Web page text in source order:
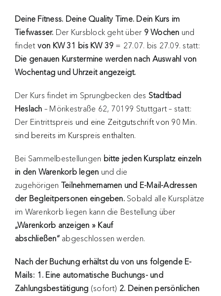
€159,00€139,00.
Deine Fitness. Deine Quality Time. Dein Kurs im
Tiefwasser. Der Kursblock geht über 9 Wochen und
findet von KW 31 bis KW 39 = 27.07. bis 27.09. statt:
Die genauen Kurstermine werden nach Auswahl von
Wochentag und Uhrzeit angezeigt.
Der Kurs findet im Sprungbecken des Stadtbad
Heslach – Mörikestraße 62, 70199 Stuttgart – statt:
Der Eintrittspreis und eine Zeitgutschrift von 90 Min.
sind bereits im Kurspreis enthalten.
Bei Sammelbestellungen bitte jeden Kursplatz einzeln
in den Warenkorb legen und die
zugehörigen Teilnehmernamen und E-Mail-Adressen
der Begleitpersonen eingeben.Sobald alle Kursplätze
im Warenkorb liegen kann die Bestellung über
„Warenkorb anzeigen » Kauf
abschließen“abgeschlossen werden.
Nach der Buchung erhältst du von uns folgende E-
Mails: 1. Eine automatische Buchungs- und
Zahlungsbestätigung (sofort) 2. Deinen persönlichen